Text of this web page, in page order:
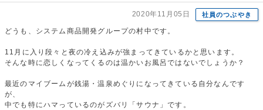
2020年11月05日 社員のつぶやき
どうも、システム商品開発グループの村中です。
11月に入り段々と夜の冷え込みが強まってきているかと思います。
そんな時に恋しくなってくるのは温かいお風呂ではないでしょうか？
最近のマイブームが銭湯・温泉めぐりになってきている自分なんです
が、
中でも特にハマっているのがズバリ「サウナ」です。